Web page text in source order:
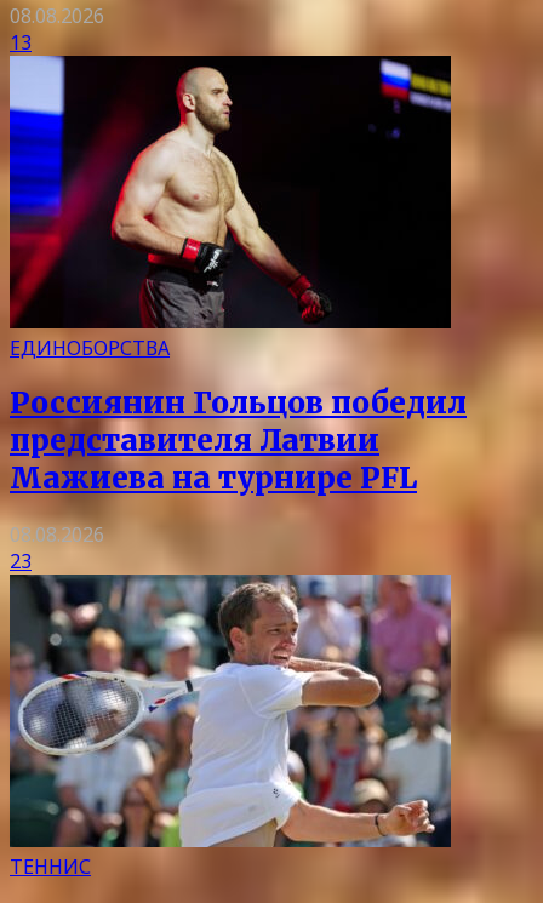
08.08.2026
13
ЕДИНОБОРСТВА
Россиянин Гольцов победил
представителя Латвии
Мажиева на турнире PFL
08.08.2026
23
ТЕННИС